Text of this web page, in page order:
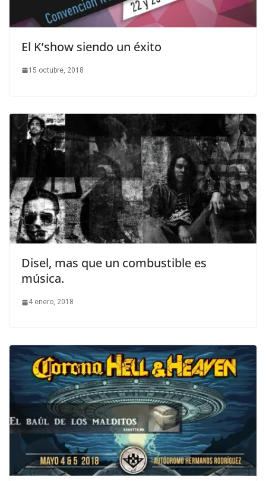
El K’show siendo un éxito
15 octubre, 2018
Disel, mas que un combustible es
música.
4 enero, 2018